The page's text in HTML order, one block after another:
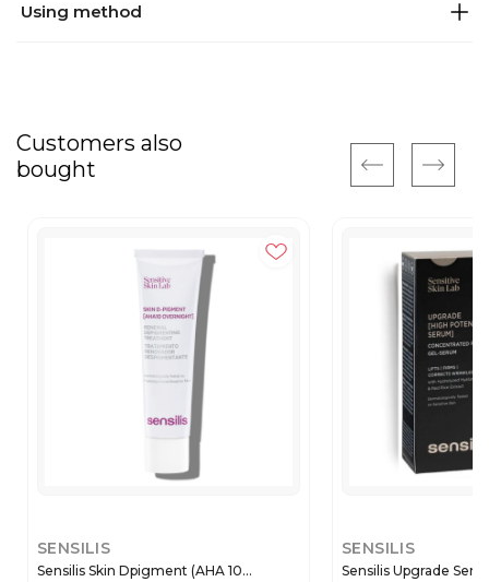
Using method
Customers also
bought
SENSILIS
Sensilis Skin Dpigment (AHA 10...
SENSILIS
Sensilis Upgrade